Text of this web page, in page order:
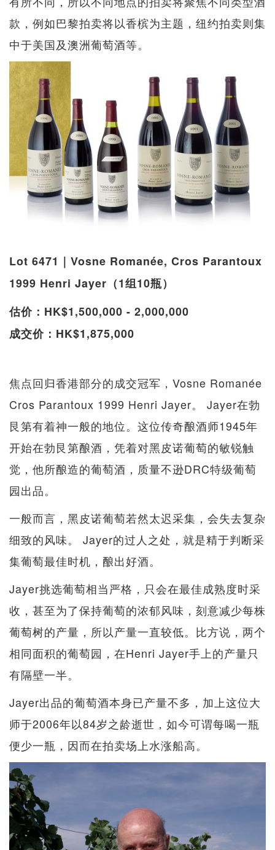
款，例如巴黎拍卖将以香槟为主题，纽约拍卖则集
中于美国及澳洲葡萄酒等。
Lot 6471｜Vosne Romanée, Cros Parantoux
1999 Henri Jayer（1组10瓶）
估价：HK$1,500,000 - 2,000,000
成交价：HK$1,875,000
焦点回归香港部分的成交冠军，Vosne Romanée
Cros Parantoux 1999 Henri Jayer。 Jayer在勃
艮第有着神一般的地位。这位传奇酿酒师1945年
开始在勃艮第酿酒，凭着对黑皮诺葡萄的敏锐触
觉，他所酿造的葡萄酒，质量不逊DRC特级葡萄
园出品。
一般而言，黑皮诺葡萄若然太迟采集，会失去复杂
细致的风味。 Jayer的过人之处，就是精于判断采
集葡萄最佳时机，酿出好酒。
Jayer挑选葡萄相当严格，只会在最佳成熟度时采
收，甚至为了保持葡萄的浓郁风味，刻意减少每株
葡萄树的产量，所以产量一直较低。比方说，两个
相同面积的葡萄园，在Henri Jayer手上的产量只
有隔壁一半。
Jayer出品的葡萄酒本身已产量不多，加上这位大
师于2006年以84岁之龄逝世，如今可谓每喝一瓶
便少一瓶，因而在拍卖场上水涨船高。